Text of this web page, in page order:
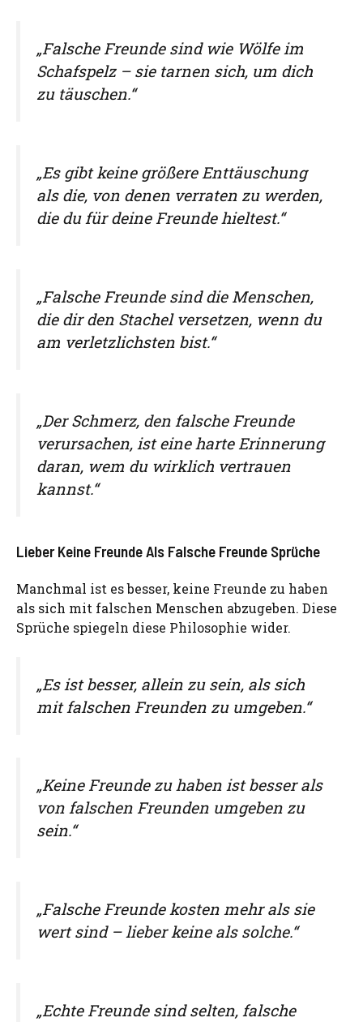
„Falsche Freunde sind wie Wölfe im
Schafspelz – sie tarnen sich, um dich
zu täuschen.“
„Es gibt keine größere Enttäuschung
als die, von denen verraten zu werden,
die du für deine Freunde hieltest.“
„Falsche Freunde sind die Menschen,
die dir den Stachel versetzen, wenn du
am verletzlichsten bist.“
„Der Schmerz, den falsche Freunde
verursachen, ist eine harte Erinnerung
daran, wem du wirklich vertrauen
kannst.“
Lieber Keine Freunde Als Falsche Freunde Sprüche
Manchmal ist es besser, keine Freunde zu haben
als sich mit falschen Menschen abzugeben. Diese
Sprüche spiegeln diese Philosophie wider.
„Es ist besser, allein zu sein, als sich
mit falschen Freunden zu umgeben.“
„Keine Freunde zu haben ist besser als
von falschen Freunden umgeben zu
sein.“
„Falsche Freunde kosten mehr als sie
wert sind – lieber keine als solche.“
„Echte Freunde sind selten, falsche